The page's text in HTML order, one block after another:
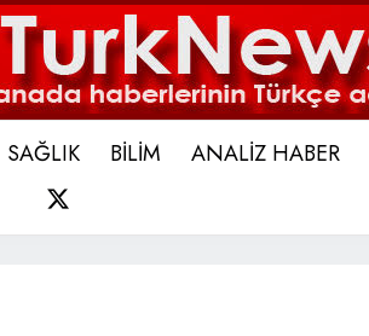
SAĞLIK BİLİM ANALİZ HABER